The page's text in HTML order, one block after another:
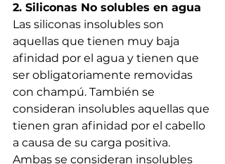
2. Siliconas No solubles en agua
Las siliconas insolubles son
aquellas que tienen muy baja
afinidad por el agua y tienen que
ser obligatoriamente removidas
con champú. También se
consideran insolubles aquellas que
tienen gran afinidad por el cabello
a causa de su carga positiva.
Ambas se consideran insolubles